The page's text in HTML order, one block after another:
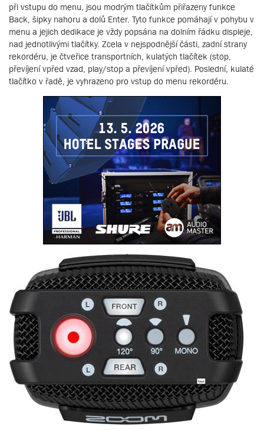
při vstupu do menu, jsou modrým tlačítkům přiřazeny funkce
Back, šipky nahoru a dolů Enter. Tyto funkce pomáhají v pohybu v
menu a jejich dedikace je vždy popsána na dolním řádku displeje,
nad jednotlivými tlačítky. Zcela v nejspodnější části, zadní strany
rekordéru, je čtveřice transportních, kulatých tlačítek (stop,
převíjení vpřed vzad, play/stop a převíjení vpřed). Poslední, kulaté
tlačítko v řadě, je vyhrazeno pro vstup do menu rekordéru.